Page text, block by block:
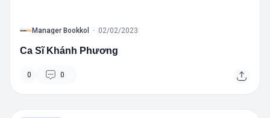
B Manager Bookkol · 02/02/2023
Ca Sĩ Khánh Phương
0 0